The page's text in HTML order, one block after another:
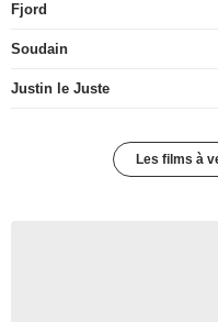
Fjord
Soudain
Justin le Juste
Les films à